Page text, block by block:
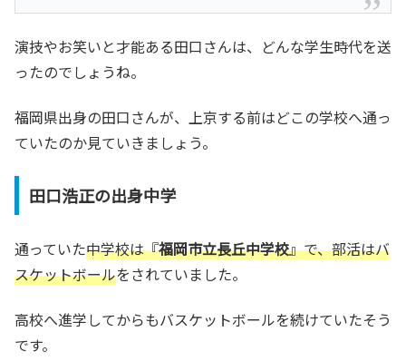
演技やお笑いと才能ある田口さんは、どんな学生時代を送
ったのでしょうね。
福岡県出身の田口さんが、上京する前はどこの学校へ通っ
ていたのか見ていきましょう。
田口浩正の出身中学
通っていた中学校は『福岡市立長丘中学校』で、部活はバ
スケットボールをされていました。
高校へ進学してからもバスケットボールを続けていたそう
です。